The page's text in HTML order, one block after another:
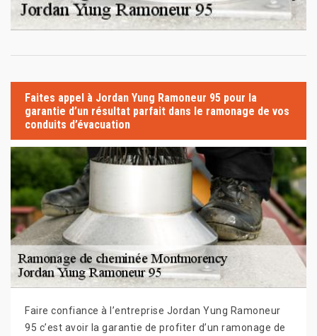
Faites appel à Jordan Yung Ramoneur 95 pour la
garantie d’un résultat parfait dans le ramonage de vos
conduits d’évacuation
Faire confiance à l’entreprise Jordan Yung Ramoneur
95 c’est avoir la garantie de profiter d’un ramonage de